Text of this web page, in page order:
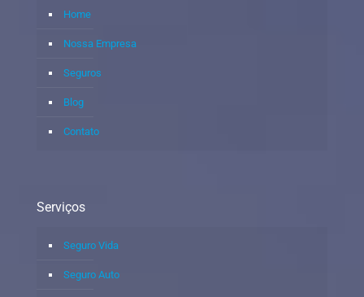
Home
Nossa Empresa
Seguros
Blog
Contato
Serviços
Seguro Vida
Seguro Auto